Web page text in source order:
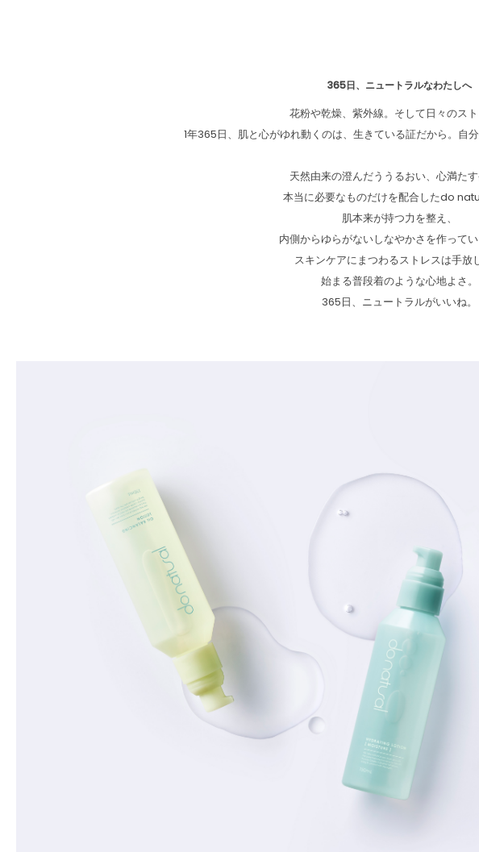
365日、ニュートラルなわたしへ
花粉や乾燥、紫外線。そして日々のスト
1年365日、肌と心がゆれ動くのは、生きている証だから。自
天然由来の澄んだううるおい、心満たす
本当に必要なものだけを配合したdo
肌本来が持つ力を整え、
内側からゆらがないしなやかさを作ってい
スキンケアにまつわるストレスは手放
始まる普段着のような心地よさ。
365日、ニュートラルがいいね。